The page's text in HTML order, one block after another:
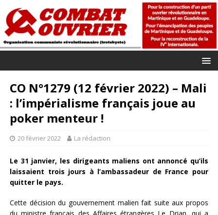
CO N°1279 (12 février 2022) – Mali
: l’impérialisme français joue au
poker menteur !
20 février 2022 La rédaction
Le 31 janvier, les dirigeants maliens ont annoncé qu’ils
laissaient trois jours à l’ambassadeur de France pour
quitter le pays.
Cette décision du gouvernement malien fait suite aux propos